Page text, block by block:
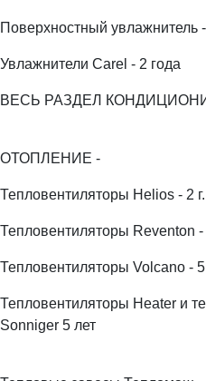
Поверхностный увлажнитель -
Увлажнители Carel - 2 года
ВЕСЬ РАЗДЕЛ
ОТОПЛЕНИЕ -
Тепловентиляторы Helios - 2 г.
Тепловентиляторы Reventon -
Тепловентиляторы Volcano - 5
Тепловентиляторы Heater и
Sonniger 5 лет